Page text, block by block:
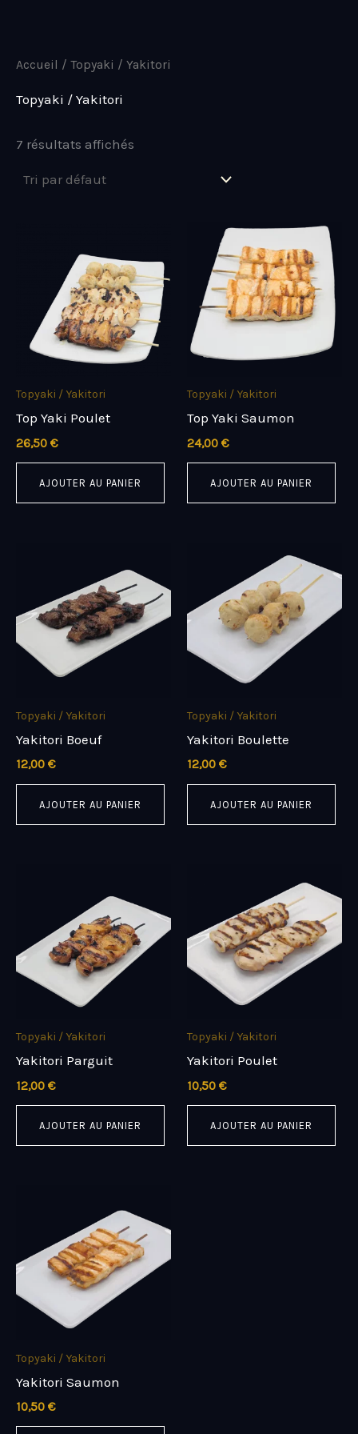
Aller
contenu
Accueil / Topyaki / Yakitori
Topyaki / Yakitori
7 résultats affichés
Topyaki / Yakitori
Top Yaki Poulet
26,50 €
AJOUTER AU PANIER
Topyaki / Yakitori
Top Yaki Saumon
24,00 €
AJOUTER AU PANIER
Topyaki / Yakitori
Yakitori Boeuf
12,00 €
AJOUTER AU PANIER
Topyaki / Yakitori
Yakitori Boulette
12,00 €
AJOUTER AU PANIER
Topyaki / Yakitori
Yakitori Parguit
12,00 €
AJOUTER AU PANIER
Topyaki / Yakitori
Yakitori Poulet
10,50 €
AJOUTER AU PANIER
Topyaki / Yakitori
Yakitori Saumon
10,50 €